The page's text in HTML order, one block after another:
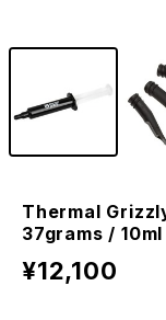
Thermal
37grams / 10ml
¥12,100